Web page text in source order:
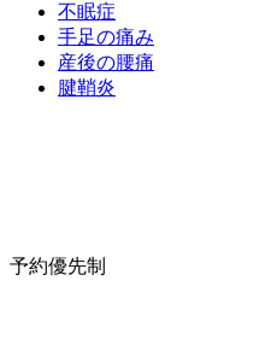
不眠症
手足の痛み
産後の腰痛
腱鞘炎
予約優先制